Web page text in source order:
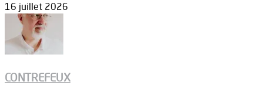
16 juillet 2026
CONTREFEUX